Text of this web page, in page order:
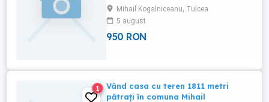
metalic, mecanismul de ridicare și arcurile.
Funcționează corespunzător și este
pregătită pentru montaj. * Culoare: alb *
Include: foaia ușii, toc, ghidaje și
Mihail Kogalniceanu, Tulcea
5 august
950 RON
1
Vând casa cu teren 1811 metri
pătrați în comuna Mihail